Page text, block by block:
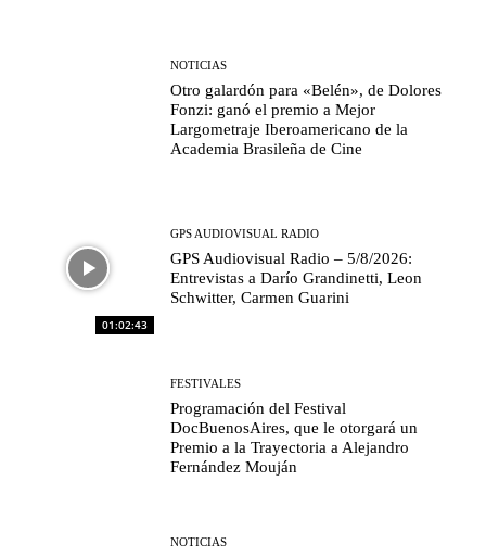
NOTICIAS
Otro galardón para «Belén», de Dolores
Fonzi: ganó el premio a Mejor
Largometraje Iberoamericano de la
Academia Brasileña de Cine
01:02:43
GPS AUDIOVISUAL RADIO
GPS Audiovisual Radio – 5/8/2026:
Entrevistas a Darío Grandinetti, Leon
Schwitter, Carmen Guarini
FESTIVALES
Programación del Festival
DocBuenosAires, que le otorgará un
Premio a la Trayectoria a Alejandro
Fernández Mouján
NOTICIAS